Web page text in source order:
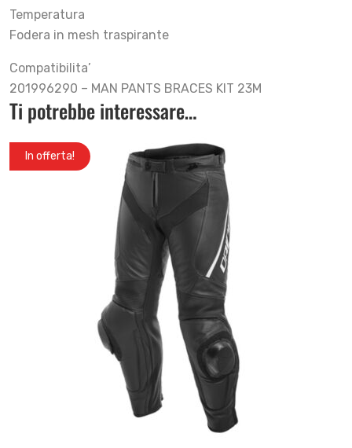
Temperatura
Fodera in mesh traspirante
Compatibilita’
201996290 – MAN PANTS BRACES KIT 23M
Ti potrebbe interessare…
In offerta!